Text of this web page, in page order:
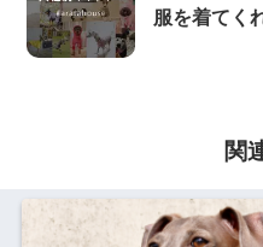
服を着てく
関